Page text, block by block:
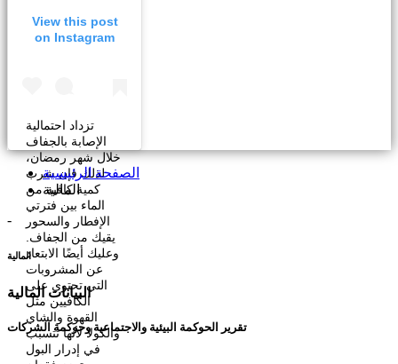
View this post
on Instagram
تزداد احتمالية
الإصابة بالجفاف
خلال شهر رمضان،
لذلك فإن شرب
كمية كافية من
الماء بين فترتي
الإفطار والسحور
يقيك من الجفاف.
وعليك أيضًا الابتعاد
عن المشروبات
التي تحتوي على
الكافيين مثل
القهوة والشاي
والكولا لأنها تتسبب
في إدرار البول
المالية
-
المالية
البيانات المالية
تقرير الحوكمة البيئية والاجتماعية وحوكمة الشركات